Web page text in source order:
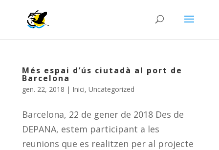
Més espai d’ús ciutadà al port de
Barcelona
gen. 22, 2018 | Inici, Uncategorized
Barcelona, 22 de gener de 2018 Des de
DEPANA, estem participant a les
reunions que es realitzen per al projecte